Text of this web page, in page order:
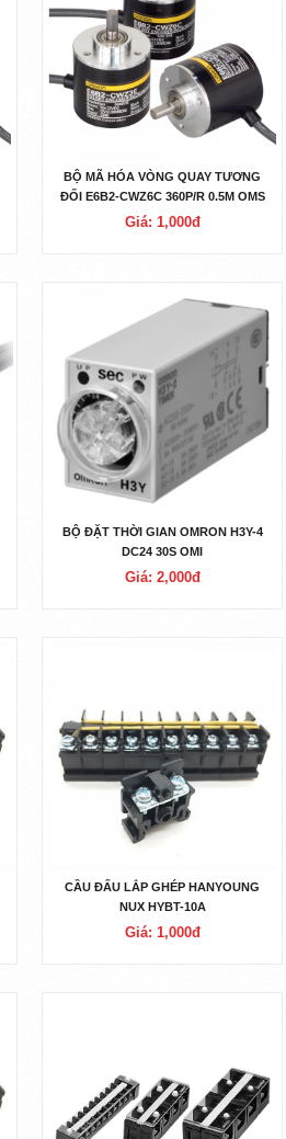
BỘ MÃ HÓA VÒNG QUAY TƯƠNG
ĐỐI E6B2-CWZ6C 360P/R 0.5M OMS
Giá: 1,000đ
BỘ ĐẶT THỜI GIAN OMRON H3Y-4
DC24 30S OMI
Giá: 2,000đ
CẦU ĐẤU LẮP GHÉP HANYOUNG
NUX HYBT-10A
Giá: 1,000đ